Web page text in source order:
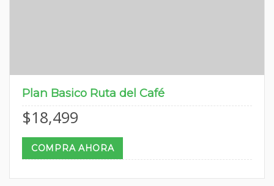
Plan Basico Ruta del Café
$18,499
COMPRA AHORA